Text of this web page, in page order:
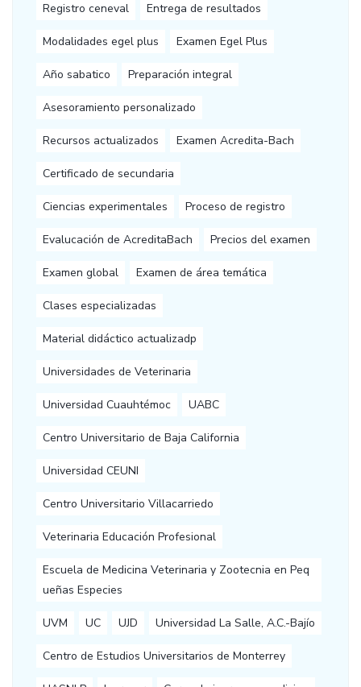
Registro ceneval Entrega de resultados
Modalidades egel plus Examen Egel Plus
Año sabatico Preparación integral
Asesoramiento personalizado
Recursos actualizados Examen Acredita-Bach
Certificado de secundaria
Ciencias experimentales Proceso de registro
Evalucación de AcreditaBach Precios del examen
Examen global Examen de área temática
Clases especializadas
Material didáctico actualizadp
Universidades de Veterinaria
Universidad Cuauhtémoc UABC
Centro Universitario de Baja California
Universidad CEUNI
Centro Universitario Villacarriedo
Veterinaria Educación Profesional
Escuela de Medicina Veterinaria y Zootecnia en Peq
ueñas Especies
UVM UC UJD Universidad La Salle, A.C.-Bajío
Centro de Estudios Universitarios de Monterrey